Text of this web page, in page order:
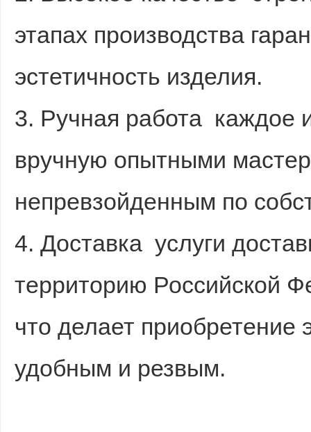
этапах производства
эстетичность изделия.
3. Ручная работа каждое
вручную опытными
непревзойденным по
4. Доставка услуги
территорию Российской
что делает приобретение
удобным и резвым.